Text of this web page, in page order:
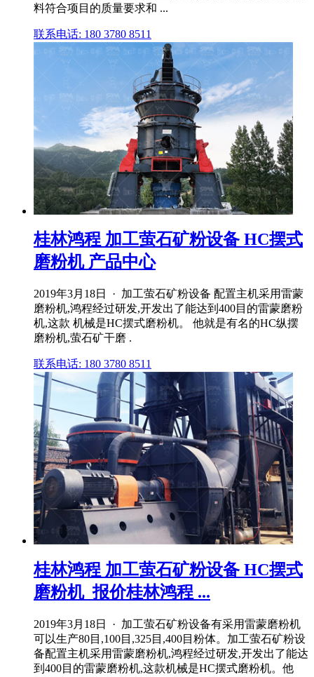
料符合项目的质量要求和 ...
联系电话: 180 3780 8511
桂林鸿程 加工萤石矿粉设备 HC摆式
磨粉机 产品中心
2019年3月18日 · 加工萤石矿粉设备 配置主机采用雷蒙
磨粉机,鸿程经过研发,开发出了能达到400目的雷蒙磨粉
机,这款 机械是HC摆式磨粉机。 他就是有名的HC纵摆
磨粉机,萤石矿干磨 .
联系电话: 180 3780 8511
桂林鸿程 加工萤石矿粉设备 HC摆式
磨粉机_报价桂林鸿程 ...
2019年3月18日 · 加工萤石矿粉设备有采用雷蒙磨粉机
可以生产80目,100目,325目,400目粉体。加工萤石矿粉设
备配置主机采用雷蒙磨粉机,鸿程经过研发,开发出了能达
到400目的雷蒙磨粉机,这款机械是HC摆式磨粉机。他